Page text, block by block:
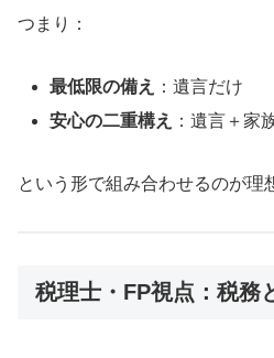
つまり：
最低限の備え
：遺言だけ
安心の二重構え
：遺言＋家
という形で組み合わせるのが理
税理士・FP視点：税務